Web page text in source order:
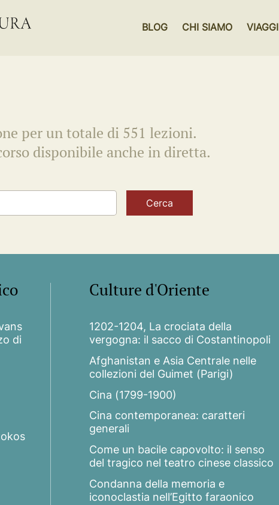
BLOG CHI SIAMO VIAGGI
per un totale di 551 lezioni.
disponibile anche in diretta.
Cerca
di
Culture d'Oriente
1202-1204, La crociata della
vergogna: il sacco di Costantinopoli
Afghanistan e Asia Centrale nelle
collezioni del Guimet (Parigi)
Cina (1799-1900)
Cina contemporanea: caratteri
generali
Come un bacile capovolto: il senso
del tragico nel teatro cinese classico
Condanna della memoria e
iconoclastia nell’Egitto faraonico